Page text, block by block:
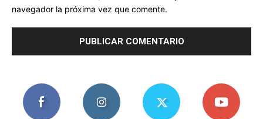
navegador la próxima vez que comente.